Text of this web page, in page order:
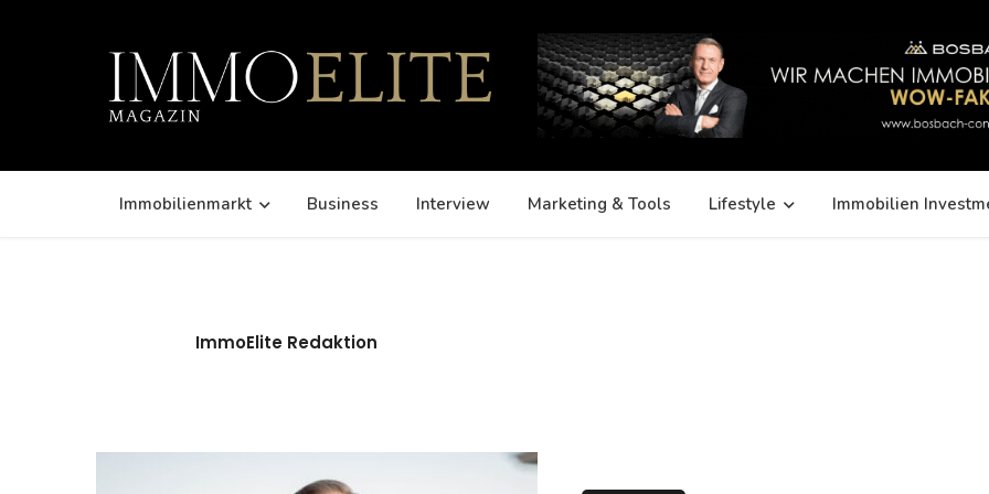
Immobilienmarkt Business Interview Marketing & Tools Lifestyle Immobilien
ImmoElite Redaktion